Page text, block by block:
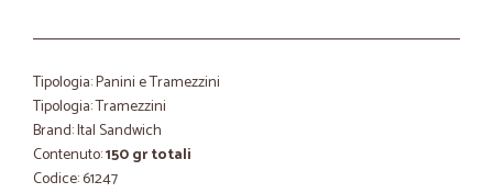
Tipologia: Panini e Tramezzini
Tipologia: Tramezzini
Brand: Ital Sandwich
Contenuto:150 gr totali
Codice: 61247